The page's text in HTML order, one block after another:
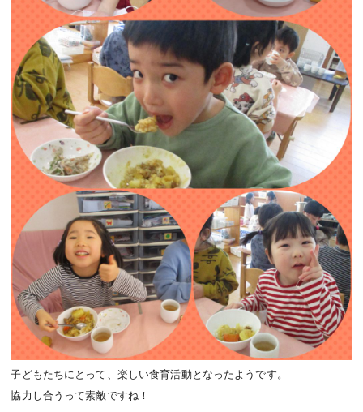
子どもたちにとって、楽しい食育活動となったようです。
協力し合うって素敵ですね！